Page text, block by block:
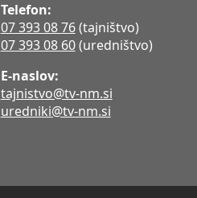
Telefon:
07 393 08 76(tajništvo)
07 393 08 60(uredništvo)
E-naslov:
tajnistvo@tv-nm.si
uredniki@tv-nm.si